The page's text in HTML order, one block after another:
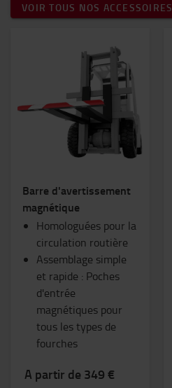
VOIR TOUS NOS ACCESSOIRES
Barre d'avertissement
magnétique
Homologuées pour la
circulation routière
Assemblage simple
et rapide : Poches
d'entrée
magnétiques pour
tous les types de
fourches
A partir de 349 €